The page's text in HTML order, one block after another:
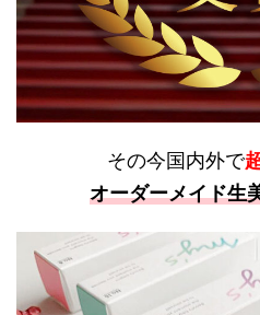
その今国内外で
オーダーメイド生